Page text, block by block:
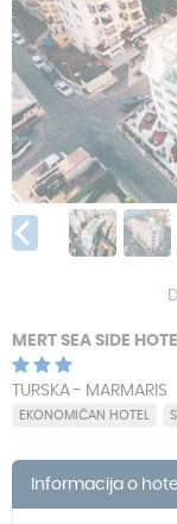
MERT SEA SIDE
TURSKA - MARMARIS
EKONOMIČAN HOTEL
Informacija o